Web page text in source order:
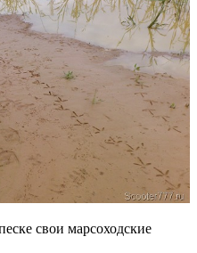
свои марсоходские